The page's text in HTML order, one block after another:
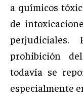
a químicos
de
prohibición
todavía se
especialmente